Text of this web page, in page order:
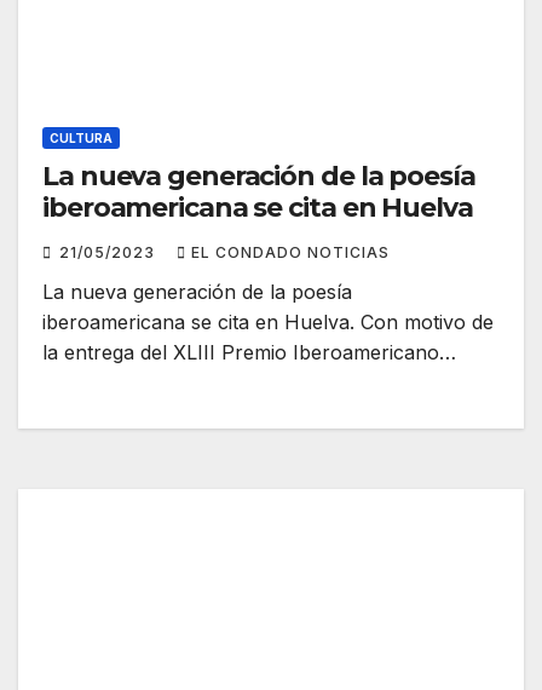
CULTURA
La nueva generación de la poesía
iberoamericana se cita en Huelva
21/05/2023 EL CONDADO NOTICIAS
La nueva generación de la poesía
iberoamericana se cita en Huelva. Con motivo de
la entrega del XLIII Premio Iberoamericano…